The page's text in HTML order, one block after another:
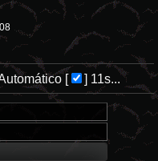
[ ] 11s...